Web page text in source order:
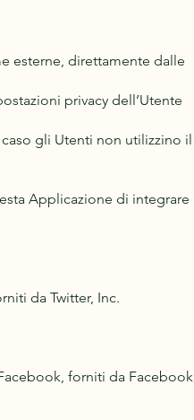
esterne, direttamente dalle
privacy dell’Utente
gli Utenti non utilizzino il
Applicazione di integrare
da Twitter, Inc.
forniti da